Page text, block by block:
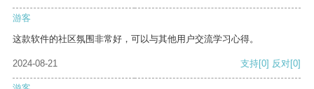
游客
这款软件的社区氛围非常好，可以与其他用户交流学习心得。
2024-08-21 支持[0] 反对[0]